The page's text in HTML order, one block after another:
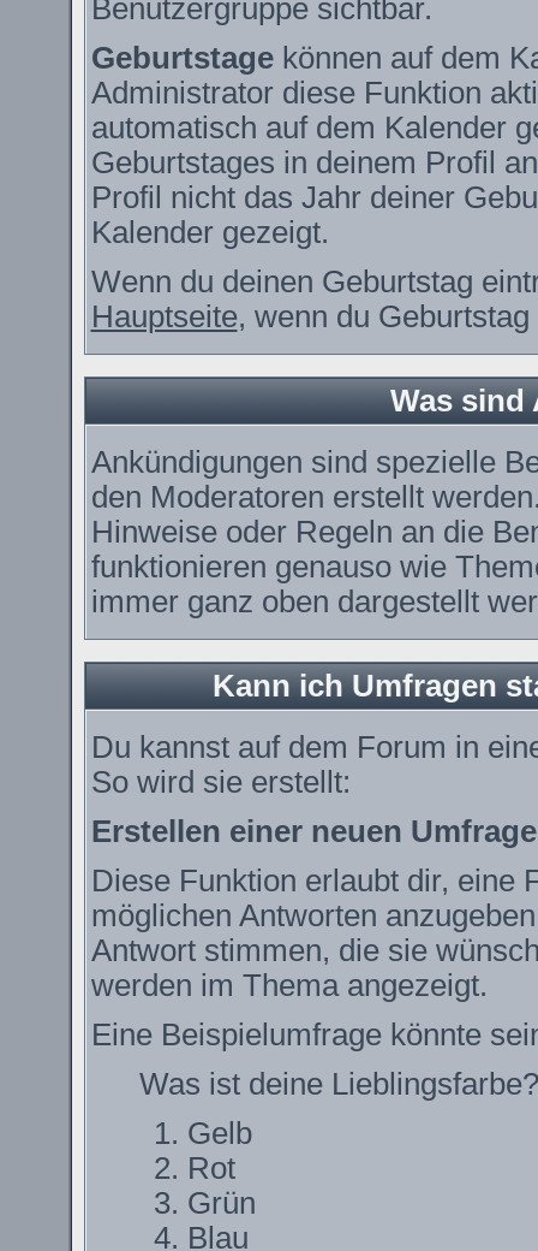
Benutzergruppe sichtbar.
Geburtstagekönnen auf dem
Administrator diese Funktion
automatisch auf dem Kalender
Geburtstages in deinem Profil
Profil nicht das Jahr deiner
Kalender gezeigt.
Wenn du deinen Geburtstag
Hauptseite, wenn du Geburtstag
Was sind
Ankündigungen sind spezielle
den Moderatoren erstellt
Hinweise oder Regeln an die
funktionieren genauso wie
immer ganz oben dargestellt
Kann ich Umfragen
Du kannst auf dem Forum in
So wird sie erstellt:
Erstellen einer neuen Umfrage
Diese Funktion erlaubt dir, eine
möglichen Antworten
Antwort stimmen, die sie
werden im Thema angezeigt.
Eine Beispielumfrage könnte
Was ist deine Lieblingsfarbe?
Gelb
Rot
Grün
Blau